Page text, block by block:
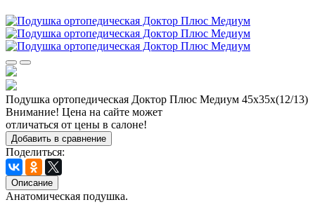
Подушка ортопедическая Доктор Плюс Медиум 45х35х(12/13)
Внимание! Цена на сайте может
отличаться от цены в салоне!
Добавить в сравнение
Поделиться:
Описание
Анатомическая подушка.